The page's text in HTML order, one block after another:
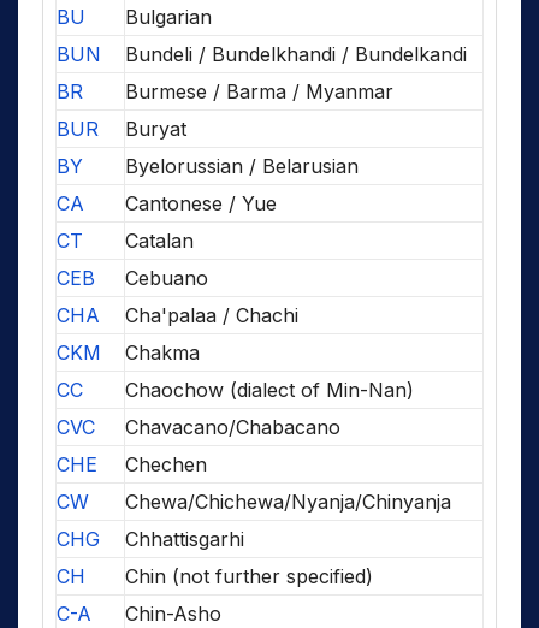
BU
Bulgarian
BUN
Bundeli / Bundelkhandi / Bundelkandi
BR
Burmese / Barma / Myanmar
BUR
Buryat
BY
Byelorussian / Belarusian
CA
Cantonese / Yue
CT
Catalan
CEB
Cebuano
CHA
Cha'palaa / Chachi
CKM
Chakma
CC
Chaochow (dialect of Min-Nan)
CVC
Chavacano/Chabacano
CHE
Chechen
CW
Chewa/Chichewa/Nyanja/Chinyanja
CHG
Chhattisgarhi
CH
Chin (not further specified)
C-A
Chin-Asho